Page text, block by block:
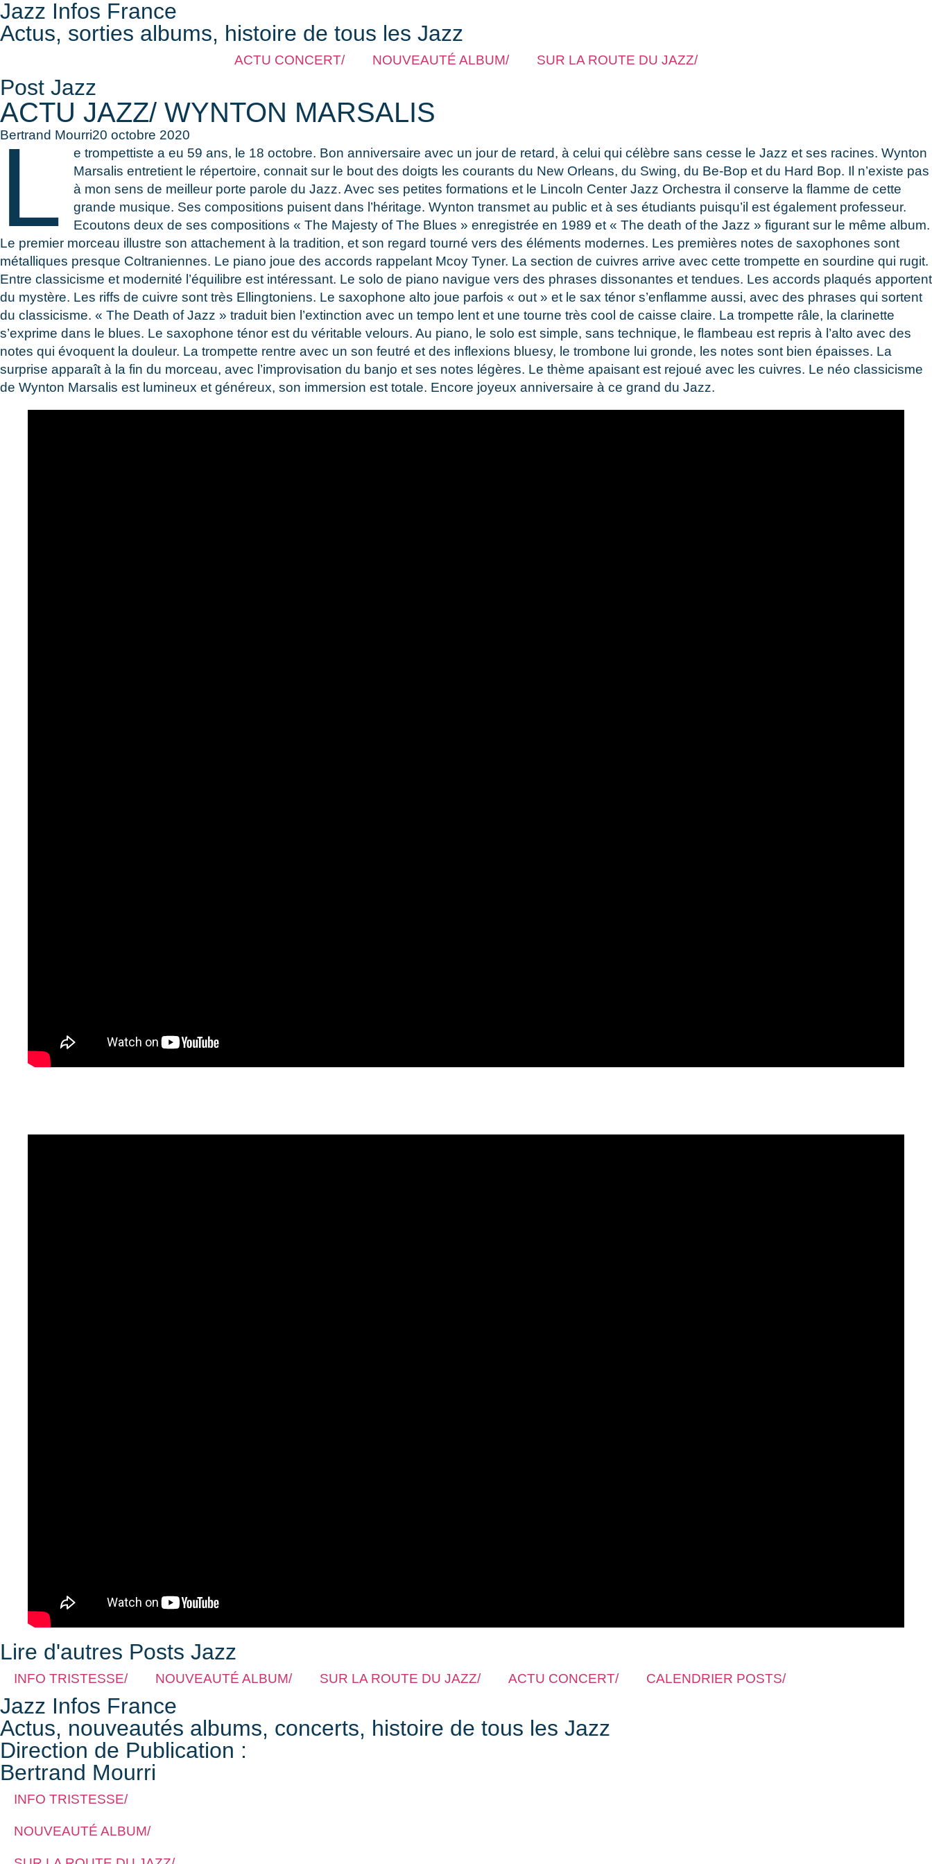
Jazz Infos France
Actus, sorties albums, histoire de tous les Jazz
ACTU CONCERT/ NOUVEAUTÉ ALBUM/ SUR LA ROUTE DU JAZZ/
Post Jazz
ACTU JAZZ/ WYNTON MARSALIS
Bertrand Mourri20 octobre 2020
L
e trompettiste a eu 59 ans, le 18 octobre. Bon anniversaire avec un jour de retard, à celui qui célèbre sans cesse le Jazz et ses racines. Wynton
Marsalis entretient le répertoire, connait sur le bout des doigts les courants du New Orleans, du Swing, du Be-Bop et du Hard Bop. Il n’existe pas
à mon sens de meilleur porte parole du Jazz. Avec ses petites formations et le Lincoln Center Jazz Orchestra il conserve la flamme de cette
grande musique. Ses compositions puisent dans l’héritage. Wynton transmet au public et à ses étudiants puisqu’il est également professeur.
Ecoutons deux de ses compositions « The Majesty of The Blues » enregistrée en 1989 et « The death of the Jazz » figurant sur le même album.
Le premier morceau illustre son attachement à la tradition, et son regard tourné vers des éléments modernes. Les premières notes de saxophones sont
métalliques presque Coltraniennes. Le piano joue des accords rappelant Mcoy Tyner. La section de cuivres arrive avec cette trompette en sourdine qui rugit.
Entre classicisme et modernité l’équilibre est intéressant. Le solo de piano navigue vers des phrases dissonantes et tendues. Les accords plaqués apportent
du mystère. Les riffs de cuivre sont très Ellingtoniens. Le saxophone alto joue parfois « out » et le sax ténor s’enflamme aussi, avec des phrases qui sortent
du classicisme. « The Death of Jazz » traduit bien l’extinction avec un tempo lent et une tourne très cool de caisse claire. La trompette râle, la clarinette
s’exprime dans le blues. Le saxophone ténor est du véritable velours. Au piano, le solo est simple, sans technique, le flambeau est repris à l’alto avec des
notes qui évoquent la douleur. La trompette rentre avec un son feutré et des inflexions bluesy, le trombone lui gronde, les notes sont bien épaisses. La
surprise apparaît à la fin du morceau, avec l’improvisation du banjo et ses notes légères. Le thème apaisant est rejoué avec les cuivres. Le néo classicisme
de Wynton Marsalis est lumineux et généreux, son immersion est totale. Encore joyeux anniversaire à ce grand du Jazz.
Lire d'autres Posts Jazz
INFO TRISTESSE/ NOUVEAUTÉ ALBUM/ SUR LA ROUTE DU JAZZ/ ACTU CONCERT/ CALENDRIER POSTS/
Jazz Infos France
Actus, nouveautés albums, concerts, histoire de tous les Jazz
Direction de Publication :
Bertrand Mourri
INFO TRISTESSE/
NOUVEAUTÉ ALBUM/